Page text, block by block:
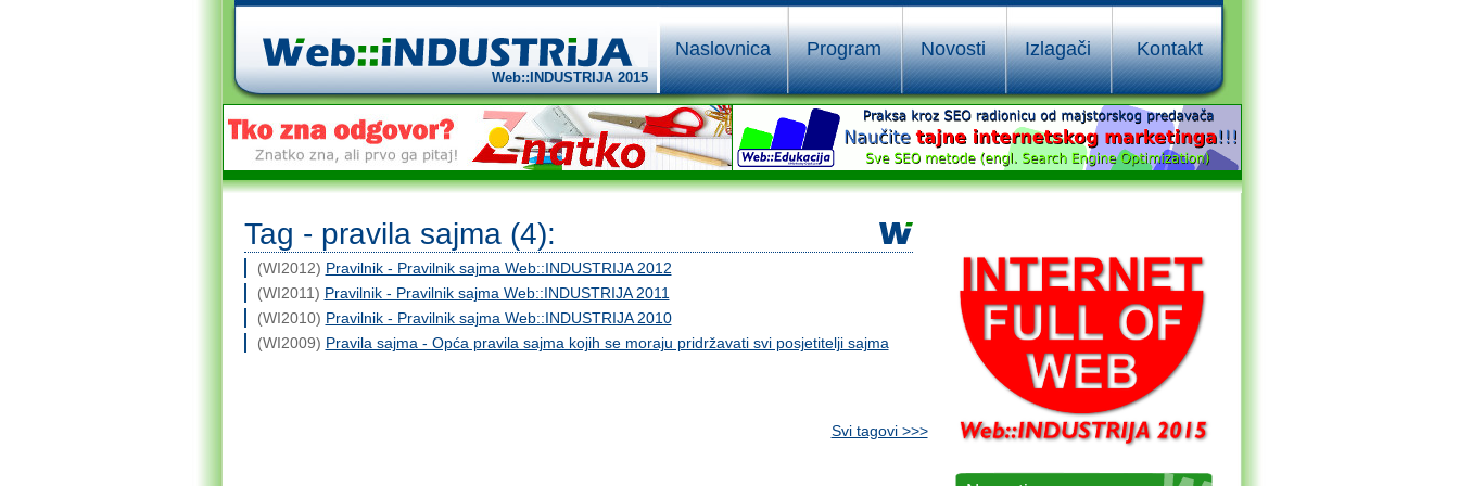
Web::INDUSTRIJA 2015
Naslovnica Program Novosti Izlagači Kontakt
Tag - pravila sajma (4):
(WI2012) Pravilnik - Pravilnik sajma Web::INDUSTRIJA 2012
(WI2011) Pravilnik - Pravilnik sajma Web::INDUSTRIJA 2011
(WI2010) Pravilnik - Pravilnik sajma Web::INDUSTRIJA 2010
(WI2009) Pravila sajma - Opća pravila sajma kojih se moraju pridržavati svi posjetitelji sajma
Svi tagovi >>>